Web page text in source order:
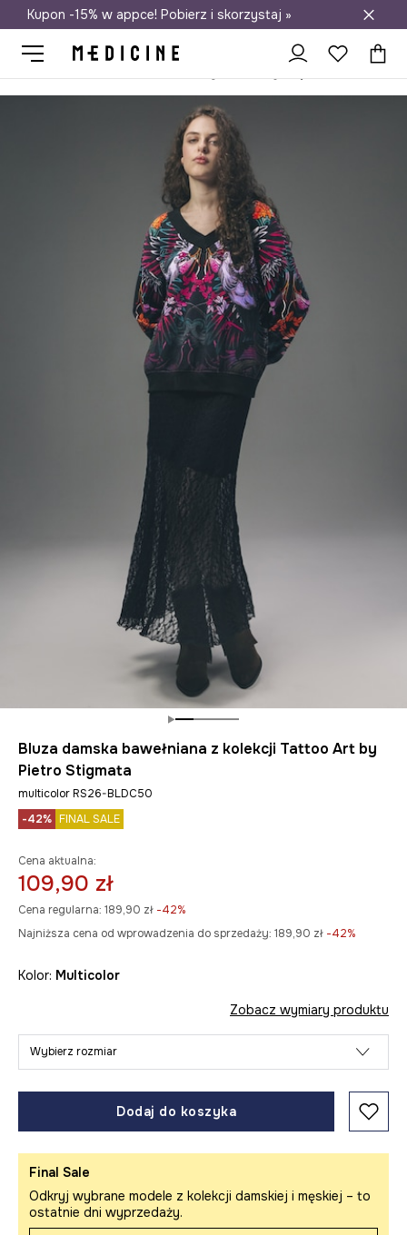
Darmowa dostawa do salonów
Kupon -15% w appce! Pobierz i skorzystaj »
Bluza damska bawełniana z kolekcji Tattoo Art by
Pietro Stigmata
multicolor RS26-BLDC50
-42% FINAL SALE
Cena aktualna:
109,90 zł
Cena regularna: 189,90 zł -42%
Najniższa cena od wprowadzenia do sprzedaży: 189,90 zł -42%
Kolor: multicolor
Zobacz wymiary produktu
Wybierz rozmiar
Dodaj do koszyka
Final Sale
Odkryj wybrane modele z kolekcji damskiej i męskiej – to
ostatnie dni wyprzedaży.